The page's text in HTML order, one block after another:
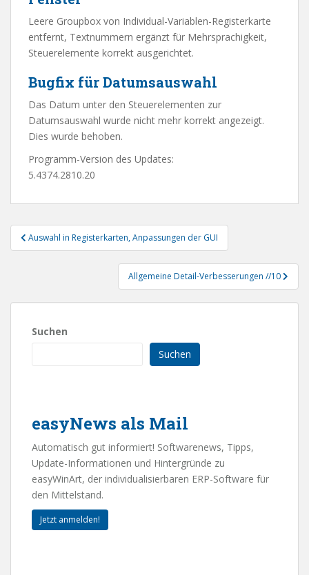
Leere Groupbox von Individual-Variablen-Registerkarte
entfernt, Textnummern ergänzt für Mehrsprachigkeit,
Steuerelemente korrekt ausgerichtet.
Bugfix für Datumsauswahl
Das Datum unter den Steuerelementen zur
Datumsauswahl wurde nicht mehr korrekt angezeigt.
Dies wurde behoben.
Programm-Version des Updates:
5.4374.2810.20
Beitragsnavigation
Auswahl in Registerkarten, Anpassungen der GUI
Allgemeine Detail-Verbesserungen //10
Suchen
Suchen
easyNews als Mail
Automatisch gut informiert! Softwarenews, Tipps,
Update-Informationen und Hintergründe zu
easyWinArt, der individualisierbaren ERP-Software für
den Mittelstand.
Jetzt anmelden!